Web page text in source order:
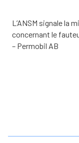
L’ANSM signale la
concernant le
– Permobil AB